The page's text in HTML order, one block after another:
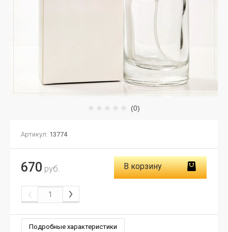
(0)
Артикул: 13774
670 руб. В корзину
Подробные характеристики